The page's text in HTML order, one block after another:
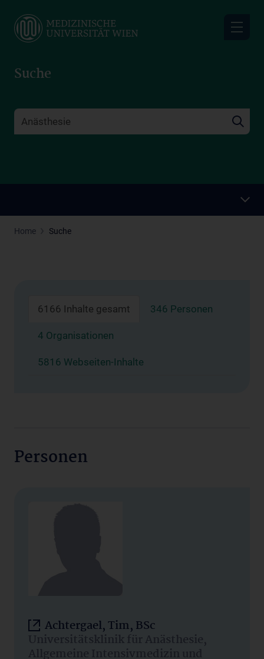
main
Suche
Home Suche
6166 Inhalte gesamt 346 Personen
4 Organisationen
5816 Webseiten-Inhalte
Personen
Achtergael, Tim, BSc
Universitätsklinik für Anästhesie,
Allgemeine Intensivmedizin und